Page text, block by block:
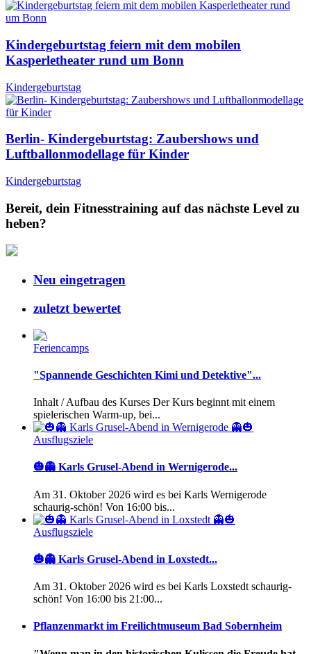
Kindergeburtstag feiern mit dem mobilen
Kasperletheater rund um Bonn
Kindergeburtstag
Berlin- Kindergeburtstag: Zaubershows und
Luftballonmodellage für Kinder
Kindergeburtstag
Bereit, dein Fitnesstraining auf das nächste Level zu
heben?
Neu eingetragen
zuletzt bewertet
Feriencamps
"Spannende Geschichten Kimi und Detektive"...
Inhalt / Aufbau des Kurses Der Kurs beginnt mit einem
spielerischen Warm-up, bei...
Ausflugsziele
🎃👻 Karls Grusel-Abend in Wernigerode...
Am 31. Oktober 2026 wird es bei Karls Wernigerode
schaurig-schön! Von 16:00 bis...
Ausflugsziele
🎃👻 Karls Grusel-Abend in Loxstedt...
Am 31. Oktober 2026 wird es bei Karls Loxstedt schaurig-
schön! Von 16:00 bis 21:00...
Pflanzenmarkt im Freilichtmuseum Bad Sobernheim